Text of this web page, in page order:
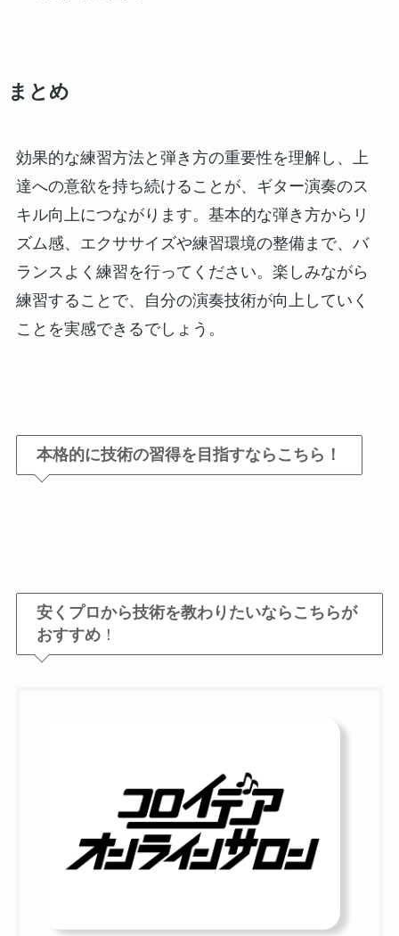
まと め
効果的な練習方法と弾き方の重要性を理解し、上
達への意欲を持ち続けることが、ギター演奏のス
キル向上につながります。基本的な弾き方からリ
ズム感、エクササイズや練習環境の整備まで、バ
ランスよく練習を行ってください。楽しみながら
練習することで、自分の演奏技術が向上していく
ことを実感できるでしょう。
本格的に技術の習得を目指すならこちら！
安くプロから技術を教わりたいならこちらが
おすすめ ！